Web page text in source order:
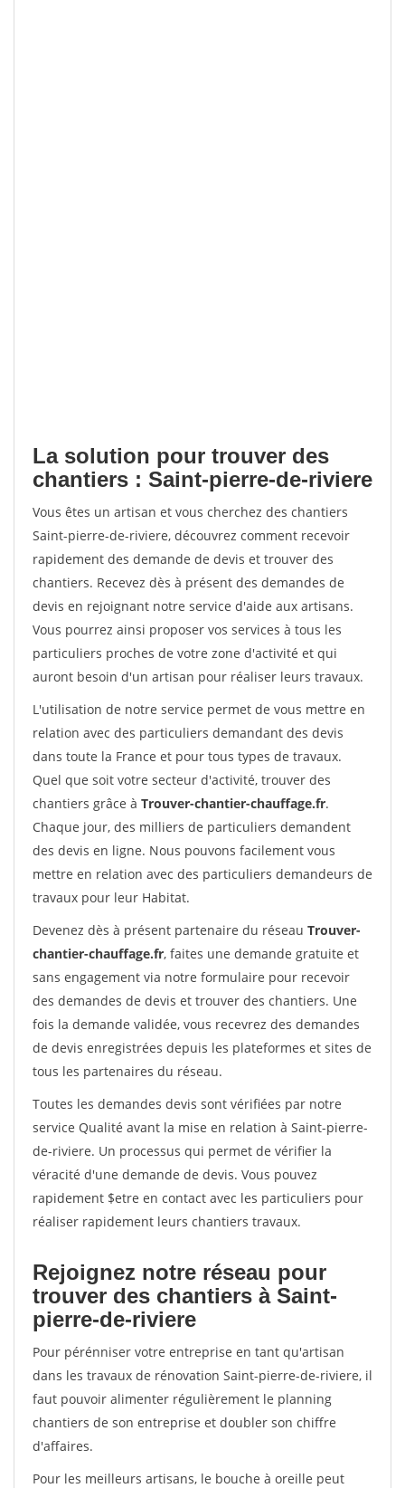
La solution pour trouver des
chantiers : Saint-pierre-de-riviere
Vous êtes un artisan et vous cherchez des chantiers
Saint-pierre-de-riviere, découvrez comment recevoir
rapidement des demande de devis et trouver des
chantiers. Recevez dès à présent des demandes de
devis en rejoignant notre service d'aide aux artisans.
Vous pourrez ainsi proposer vos services à tous les
particuliers proches de votre zone d'activité et qui
auront besoin d'un artisan pour réaliser leurs travaux.
L'utilisation de notre service permet de vous mettre en
relation avec des particuliers demandant des devis
dans toute la France et pour tous types de travaux.
Quel que soit votre secteur d'activité, trouver des
chantiers grâce à Trouver-chantier-chauffage.fr.
Chaque jour, des milliers de particuliers demandent
des devis en ligne. Nous pouvons facilement vous
mettre en relation avec des particuliers demandeurs de
travaux pour leur Habitat.
Devenez dès à présent partenaire du réseau Trouver-
chantier-chauffage.fr, faites une demande gratuite et
sans engagement via notre formulaire pour recevoir
des demandes de devis et trouver des chantiers. Une
fois la demande validée, vous recevrez des demandes
de devis enregistrées depuis les plateformes et sites de
tous les partenaires du réseau.
Toutes les demandes devis sont vérifiées par notre
service Qualité avant la mise en relation à Saint-pierre-
de-riviere. Un processus qui permet de vérifier la
véracité d'une demande de devis. Vous pouvez
rapidement $etre en contact avec les particuliers pour
réaliser rapidement leurs chantiers travaux.
Rejoignez notre réseau pour
trouver des chantiers à Saint-
pierre-de-riviere
Pour pérénniser votre entreprise en tant qu'artisan
dans les travaux de rénovation Saint-pierre-de-riviere, il
faut pouvoir alimenter régulièrement le planning
chantiers de son entreprise et doubler son chiffre
d'affaires.
Pour les meilleurs artisans, le bouche à oreille peut